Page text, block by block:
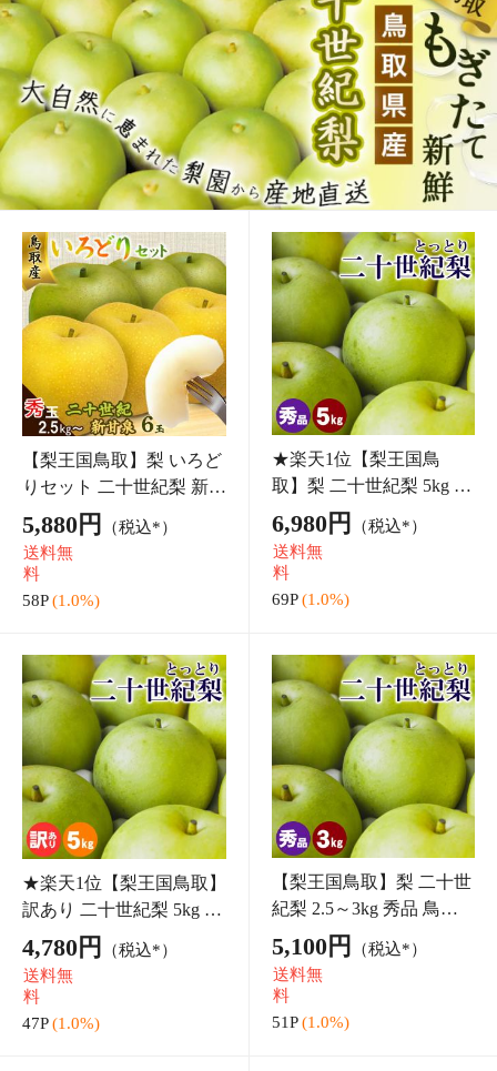
【梨王国鳥取】梨 いろど
りセット 二十世紀梨 新甘
泉 各3玉入 秀品 鳥取県産
大玉 贈答用 ギフト プレ
ゼント フルーツ 梨 なし
和梨 ナシ
5,880円
（税込*）
送料無
58P (1.0%)
★楽天1位【梨王国鳥
取】梨 二十世紀梨 5kg 秀
品 鳥取県産 L 16～18玉入
贈答用 ギフト プレゼン
ト フルーツ 梨 なし 和梨
ナシ 20世紀梨
6,980円（税込*）
送料無
料
69P (1.0%)
★楽天1位【梨王国鳥取】
訳あり 二十世紀梨 5kg 自
フルーツ 梨 なし 和梨 ナ
シ 20世紀梨 果物 くだも
の【先行
4,780円（税込*）
送料無
料
47P
【梨王国鳥取】梨 二十世
紀梨 2.5～3kg 秀品 鳥取
ギフト プレゼント フル
ーツ 梨 なし 和梨 ナシ 20
世紀梨 果物
5,100円（税込*）
(1.0%)
★楽天1位【梨王国鳥取】
梨 新甘泉 1kg 秀品 鳥取県
産 L～2L 3～4玉入 贈答用
ツ 梨 なし 和梨 ナシ しん
かんせ
4,480円（税込*）
送料無
44P (1.0%)
★楽天1位【梨王国鳥
取】梨 新甘泉 1kg 秀品
鳥取県産 L～2L 3～4玉入
ト フルーツ 梨 なし 和梨
ナシ しんかんせ
4,480円（税込*）
44P
(1.0%)